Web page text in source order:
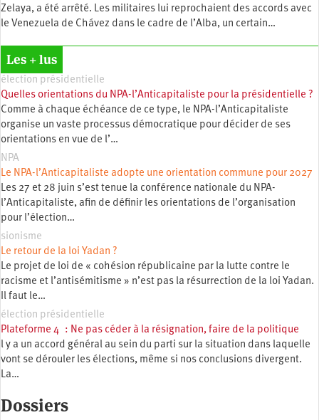
Zelaya, a été arrêté. Les militaires lui reprochaient des accords avec
le Venezuela de Chávez dans le cadre de l’Alba, un certain…
Les + lus
élection présidentielle
Quelles orientations du NPA-l’Anticapitaliste pour la présidentielle ?
Comme à chaque échéance de ce type, le NPA-l’Anticapitaliste
organise un vaste processus démocratique pour décider de ses
orientations en vue de l’…
NPA
Le NPA-l’Anticapitaliste adopte une orientation commune pour 2027
Les 27 et 28 juin s’est tenue la conférence nationale du NPA-
l’Anticapitaliste, afin de définir les orientations de l’organisation
pour l’élection…
sionisme
Le retour de la loi Yadan ?
Le projet de loi de « cohésion républicaine par la lutte contre le
racisme et l’antisémitisme » n’est pas la résurrection de la loi Yadan.
Il faut le…
élection présidentielle
Plateforme 4 : Ne pas céder à la résignation, faire de la politique
l y a un accord général au sein du parti sur la situation dans laquelle
vont se dérouler les élections, même si nos conclusions divergent.
La…
Dossiers